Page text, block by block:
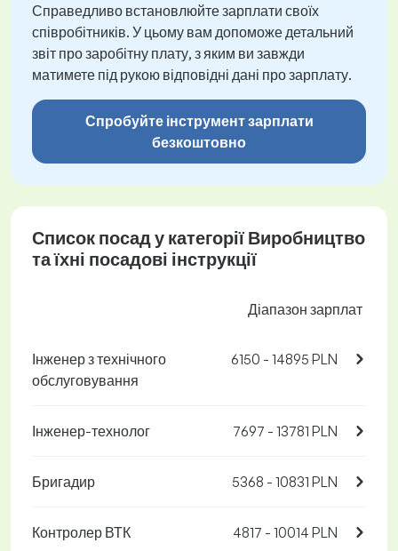
Справедливо встановлюйте зарплати своїх
співробітників. У цьому вам допоможе детальний
звіт про заробітну плату, з яким ви завжди
матимете під рукою відповідні дані про зарплату.
Спробуйте інструмент зарплати
безкоштовно
Список посад у категорії Виробництво
та їхні посадові інструкції
Діапазон зарплат
Інженер з технічного
обслуговування
6150 - 14895 PLN
Інженер-технолог 7697 - 13781 PLN
Бригадир 5368 - 10831 PLN
Контролер ВТК 4817 - 10014 PLN